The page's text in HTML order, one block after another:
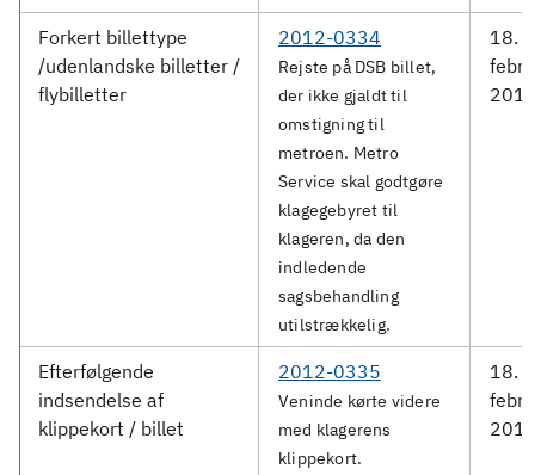
Forkert billettype
/udenlandske billetter /
flybilletter
2012-0334
Rejste på DSB billet,
der ikke gjaldt til
omstigning til
metroen. Metro
Service skal godtgøre
klagegebyret til
klageren, da den
indledende
sagsbehandling
utilstrækkelig.
18.
Efterfølgende
indsendelse af
klippekort / billet
2012-0335
Veninde kørte videre
med klagerens
klippekort.
18.